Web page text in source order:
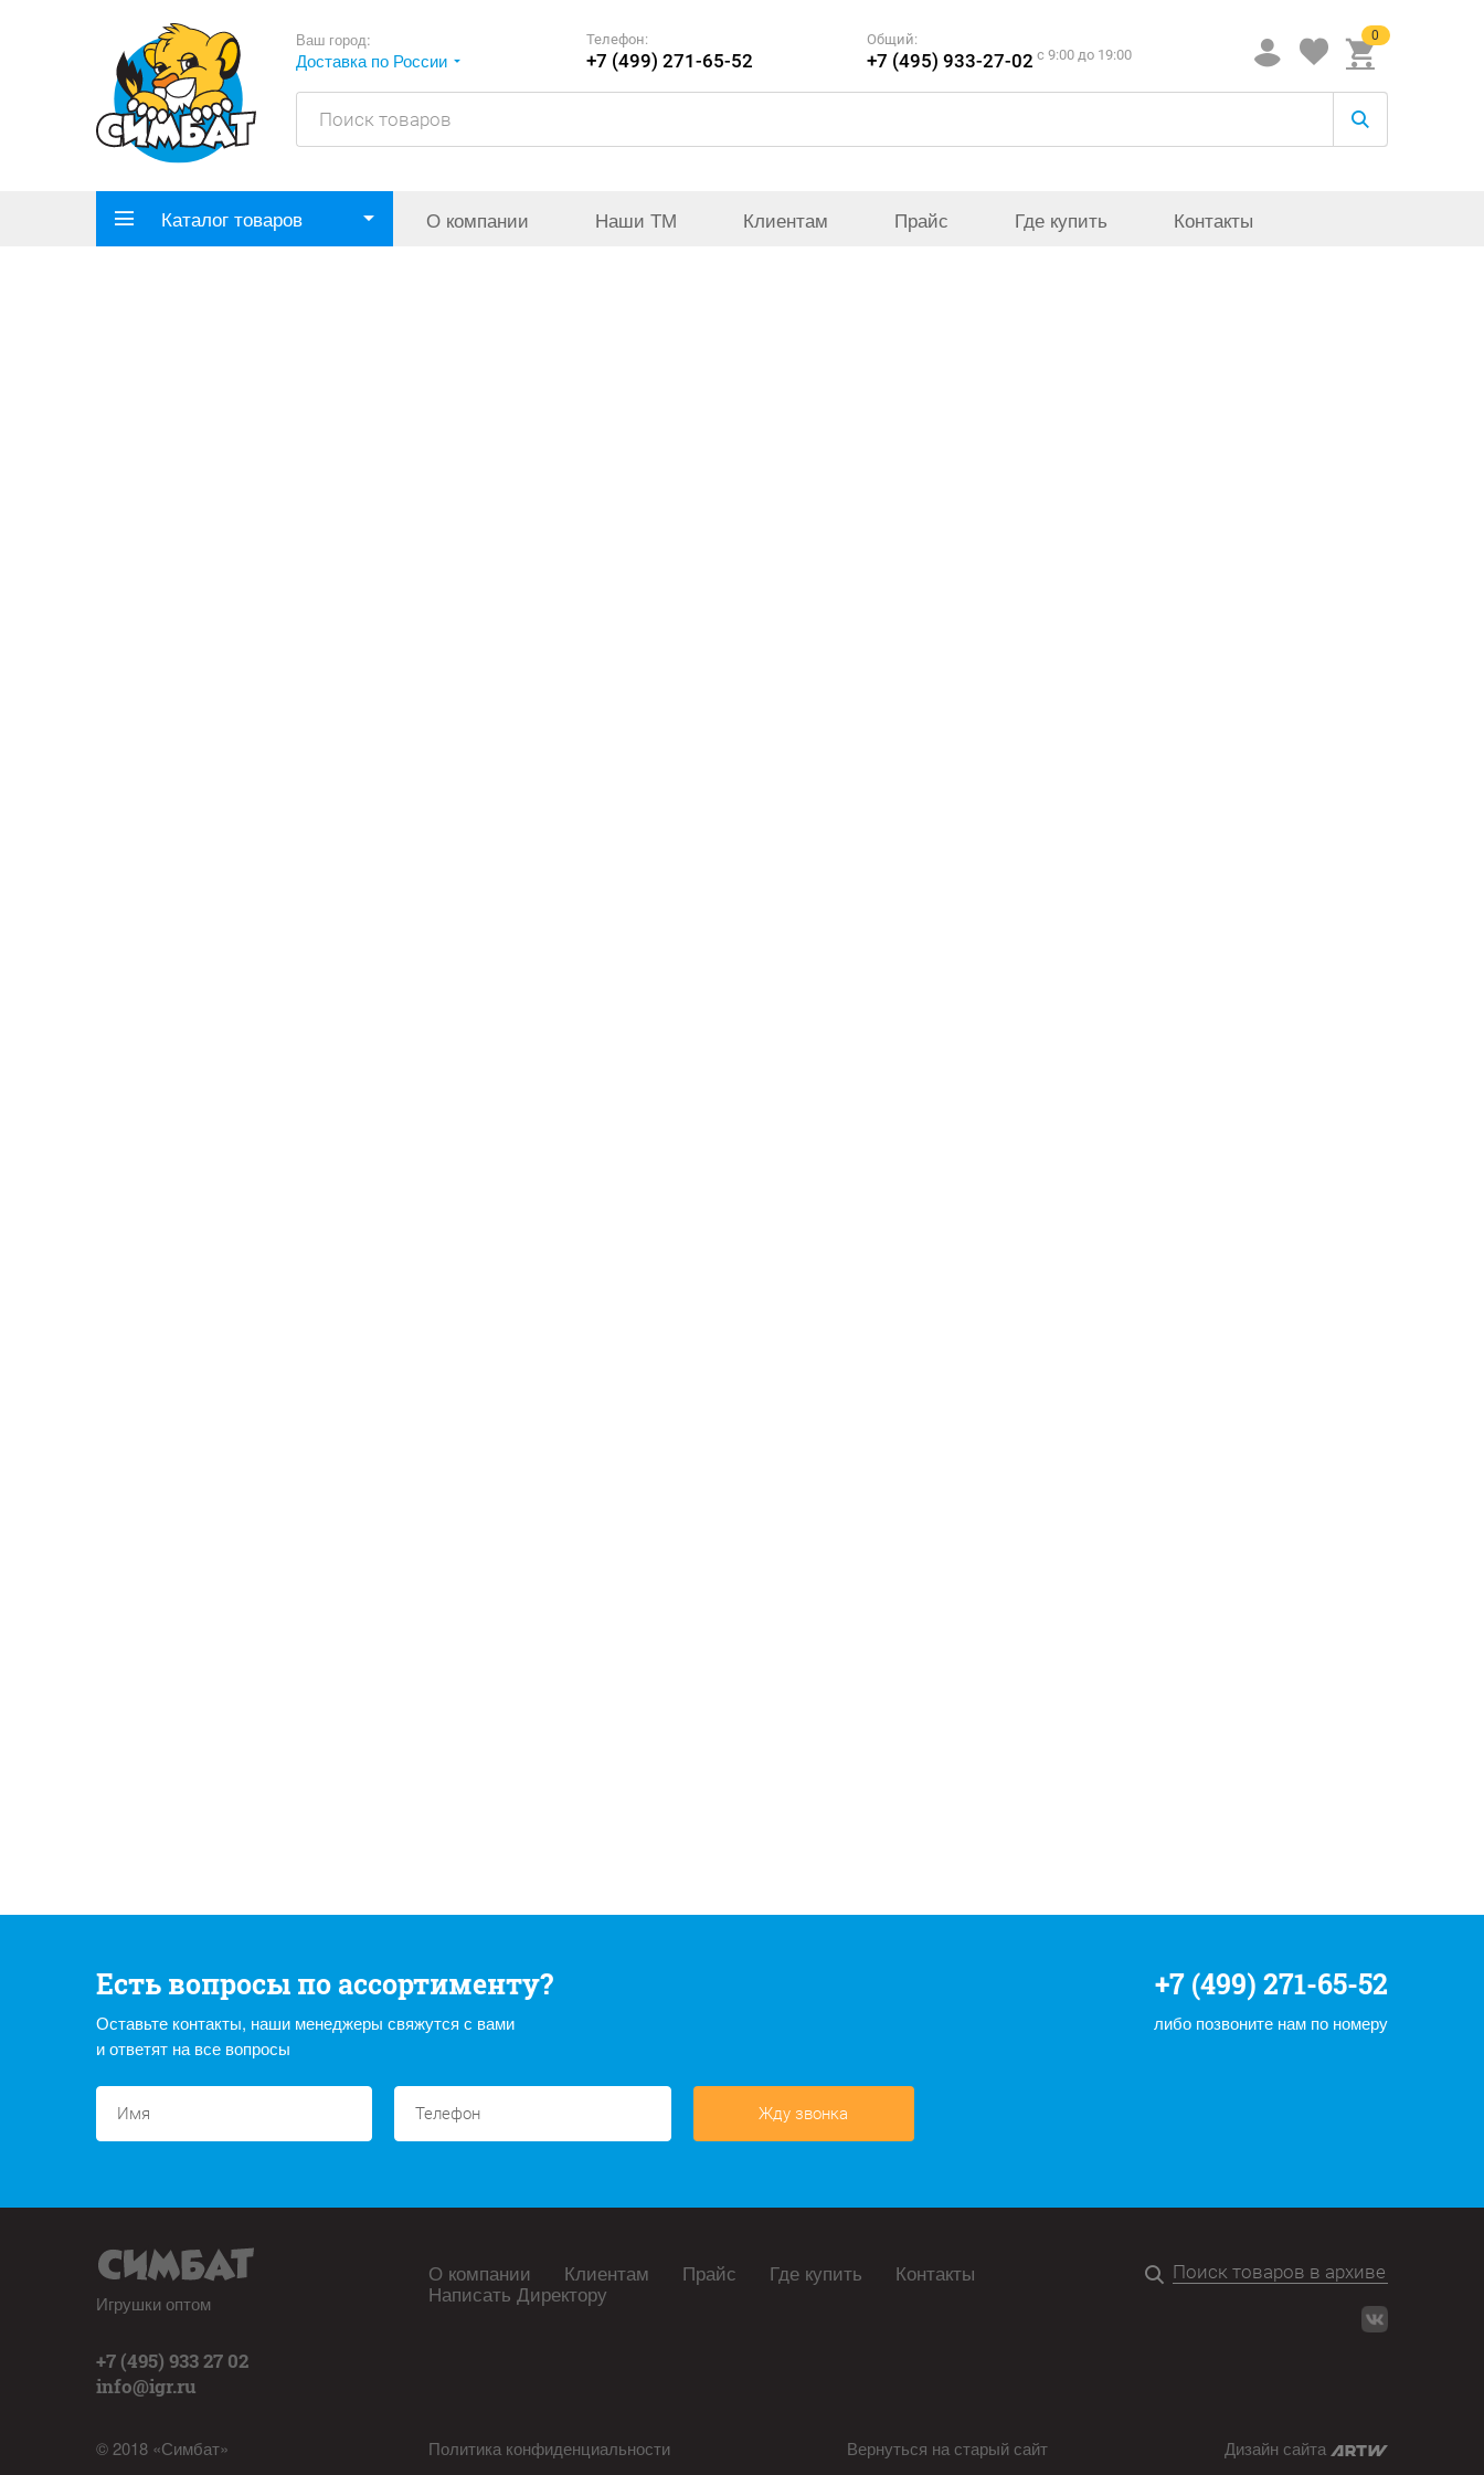
Ваш город:
Доставка по России
Телефон:
+7 (499) 271-65-52
Общий:
+7 (495) 933-27-02 c 9:00 до 19:00
0
Каталог товаров О компании Наши ТМ Клиентам Прайс Где купить Контакты
Есть вопросы по ассортименту?
Оставьте контакты, наши менеджеры свяжутся с вами
и ответят на все вопросы
+7 (499) 271-65-52
либо позвоните нам по номеру
Жду звонка
Игрушки оптом
+7 (495) 933 27 02
info@igr.ru
© 2018 «Симбат»
О компании Клиентам Прайс Где купить Контакты
Написать Директору
Политика конфиденциальности Вернуться на старый сайт Дизайн сайта